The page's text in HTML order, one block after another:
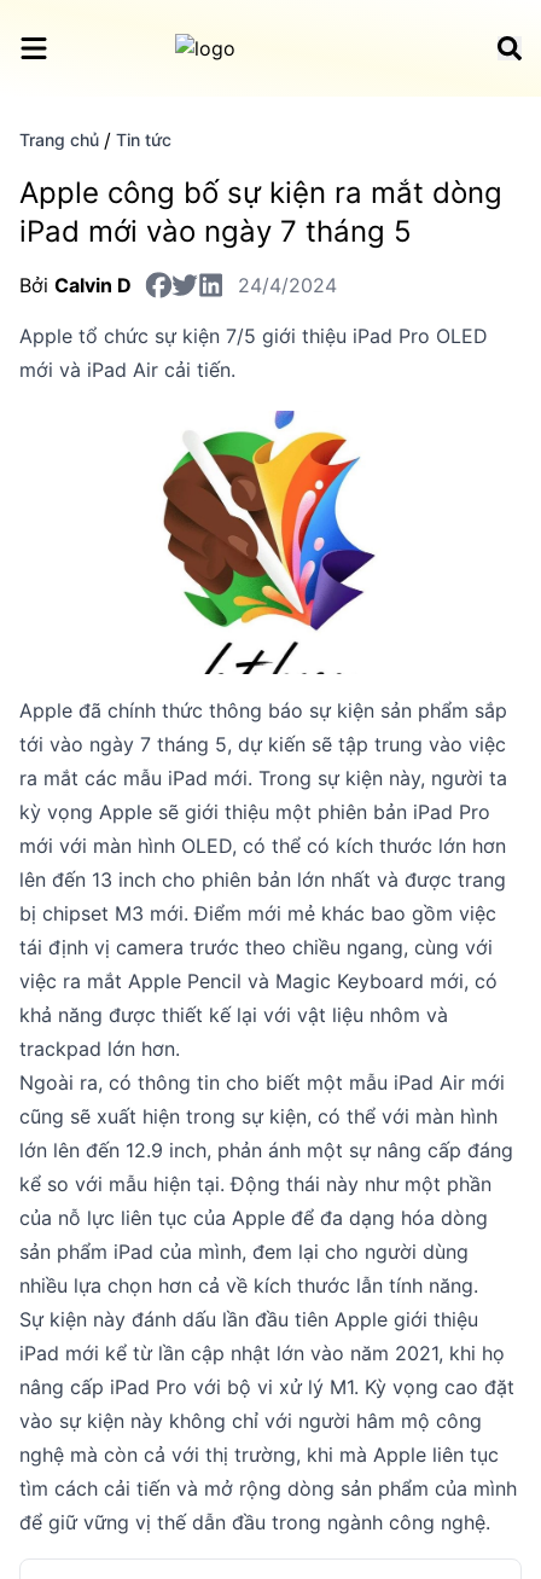
Trang chủ / Tin tức
Apple công bố sự kiện ra mắt dòng
iPad mới vào ngày 7 tháng 5
Bởi Calvin D 24/4/2024
Apple tổ chức sự kiện 7/5 giới thiệu iPad Pro OLED
mới và iPad Air cải tiến.
Apple đã chính thức thông báo sự kiện sản phẩm sắp
tới vào ngày 7 tháng 5, dự kiến sẽ tập trung vào việc
ra mắt các mẫu iPad mới. Trong sự kiện này, người ta
kỳ vọng Apple sẽ giới thiệu một phiên bản iPad Pro
mới với màn hình OLED, có thể có kích thước lớn hơn
lên đến 13 inch cho phiên bản lớn nhất và được trang
bị chipset M3 mới. Điểm mới mẻ khác bao gồm việc
tái định vị camera trước theo chiều ngang, cùng với
việc ra mắt Apple Pencil và Magic Keyboard mới, có
khả năng được thiết kế lại với vật liệu nhôm và
trackpad lớn hơn.
Ngoài ra, có thông tin cho biết một mẫu iPad Air mới
cũng sẽ xuất hiện trong sự kiện, có thể với màn hình
lớn lên đến 12.9 inch, phản ánh một sự nâng cấp đáng
kể so với mẫu hiện tại. Động thái này như một phần
của nỗ lực liên tục của Apple để đa dạng hóa dòng
sản phẩm iPad của mình, đem lại cho người dùng
nhiều lựa chọn hơn cả về kích thước lẫn tính năng.
Sự kiện này đánh dấu lần đầu tiên Apple giới thiệu
iPad mới kể từ lần cập nhật lớn vào năm 2021, khi họ
nâng cấp iPad Pro với bộ vi xử lý M1. Kỳ vọng cao đặt
vào sự kiện này không chỉ với người hâm mộ công
nghệ mà còn cả với thị trường, khi mà Apple liên tục
tìm cách cải tiến và mở rộng dòng sản phẩm của mình
để giữ vững vị thế dẫn đầu trong ngành công nghệ.